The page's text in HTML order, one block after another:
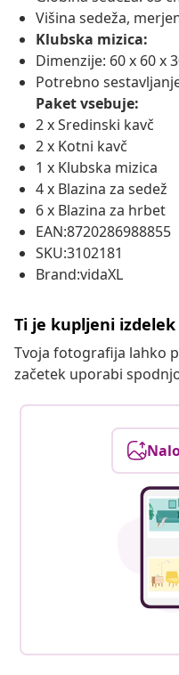
Višina sedeža,
Klubska mizica:
Dimenzije: 60 x 60 x
Potrebno
Paket vsebuje:
2 x Sredinski kavč
2 x Kotni kavč
1 x Klubska mizica
4 x Blazina za sedež
6 x Blazina za hrbet
EAN:8720286988855
SKU:3102181
Brand:vidaXL
Ti je kupljeni
Tvoja fotografija lahko
začetek uporabi